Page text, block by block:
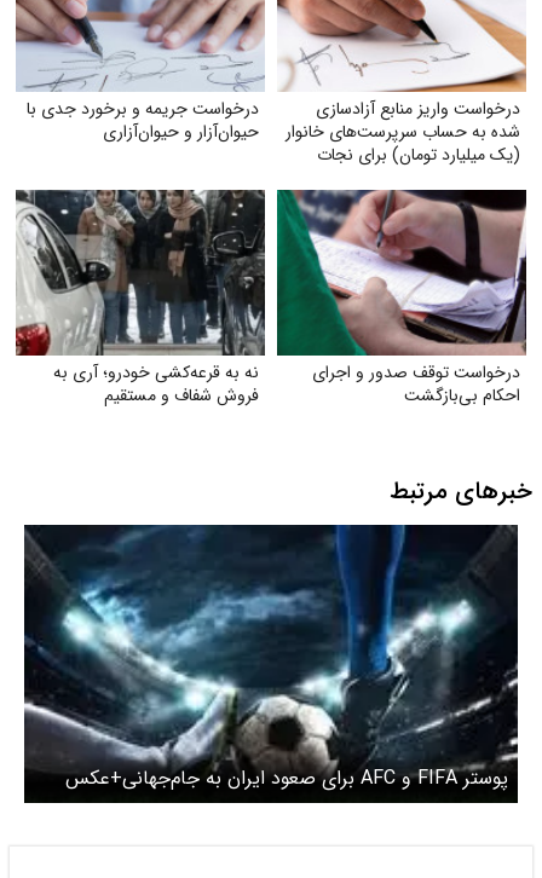
درخواست واریز منابع آزادسازی
شده به حساب سرپرست‌های خانوار
(یک میلیارد تومان) برای نجات
دشمن
درخواست جریمه و برخورد جدی با
حیوان‌آزار و حیوان‌آزاری
درخواست توقف صدور و اجرای
احکام بی‌بازگشت
نه به قرعه‌کشی خودرو؛ آری به
فروش شفاف و مستقیم
خبرهای مرتبط
پوستر FIFA و AFC برای صعود ایران به جام‌جهانی+عکس